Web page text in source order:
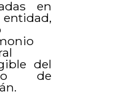
en
del
de